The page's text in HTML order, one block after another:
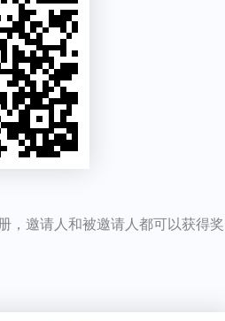
，邀请人和被邀请人都可以获得奖